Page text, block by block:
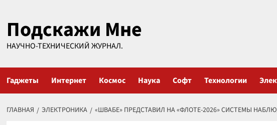
содержимому
Подскажи Мне
НАУЧНО-ТЕХНИЧЕСКИЙ ЖУРНАЛ.
Гаджеты Интернет Космос Наука Софт Технологии
ГЛАВНАЯ ЭЛЕКТРОНИКА «ШВАБЕ» ПРЕДСТАВИЛ НА «ФЛОТЕ-2026» СИСТЕМЫ